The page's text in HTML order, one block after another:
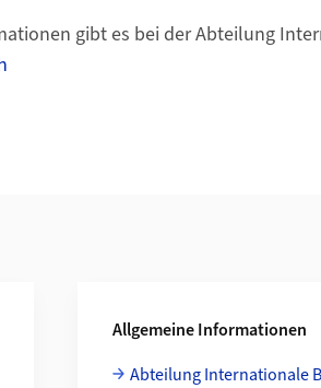
gibt es bei der Abteilung
Allgemeine Informationen
Abteilung Internationale